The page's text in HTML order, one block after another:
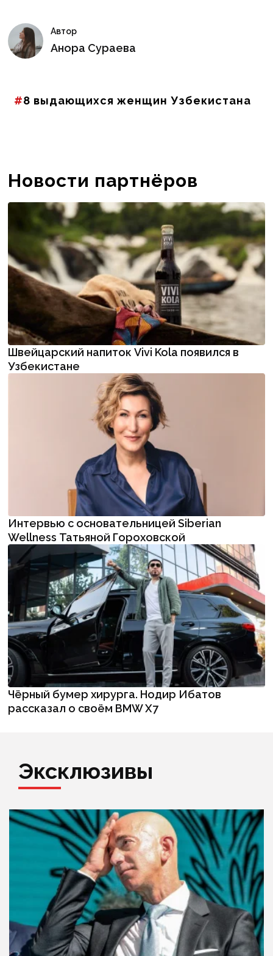
Автор
Анора Сураева
8 выдающихся женщин Узбекистана
Новости партнёров
Швейцарский напиток Vivi Kola появился в
Узбекистане
Интервью с основательницей Siberian
Wellness Татьяной Гороховской
Чёрный бумер хирурга. Нодир Ибатов
рассказал о своём BMW X7
Эксклюзивы